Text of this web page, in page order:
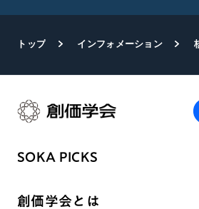
トップ インフォメーション
SOKA PICKS
創価学会とは